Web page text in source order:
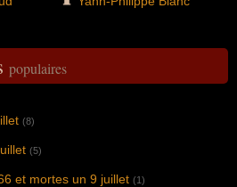
populaires
(8)
(5)
et mortes un 9 juillet (1)